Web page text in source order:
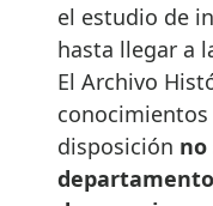
el estudio de
hasta llegar a
El Archivo
disposición no